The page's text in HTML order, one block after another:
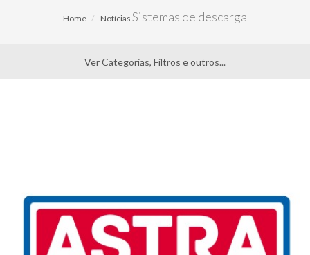
Home Notícias Sistemas de descarga
Ver Categorias, Filtros e outros...